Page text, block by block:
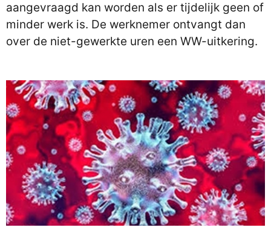
aangevraagd kan worden als er tijdelijk geen of
minder werk is. De werknemer ontvangt dan
over de niet-gewerkte uren een WW-uitkering.